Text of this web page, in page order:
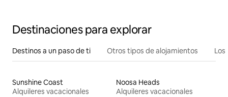
Destinaciones para explorar
Destinos a un paso de ti Otros tipos de alojamientos
Sunshine Coast
Alquileres vacacionales
Noosa Heads
Alquileres vacacionales